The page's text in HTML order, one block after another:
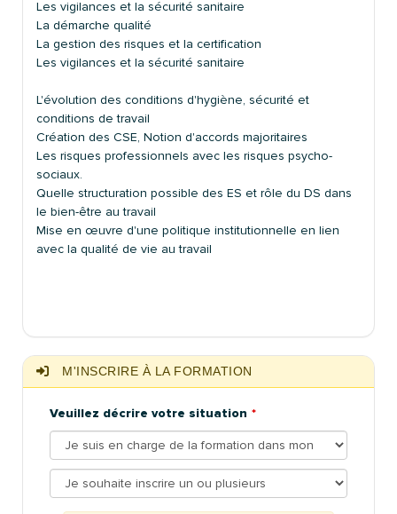
Les vigilances et la sécurité sanitaire
La démarche qualité
La gestion des risques et la certification
Les vigilances et la sécurité sanitaire
L'évolution des conditions d'hygiène, sécurité et
conditions de travail
Création des CSE, Notion d'accords majoritaires
Les risques professionnels avec les risques psycho-
sociaux.
Quelle structuration possible des ES et rôle du DS dans
le bien-être au travail
Mise en œuvre d'une politique institutionnelle en lien
avec la qualité de vie au travail
M'INSCRIRE À LA FORMATION
Veuillez décrire votre situation